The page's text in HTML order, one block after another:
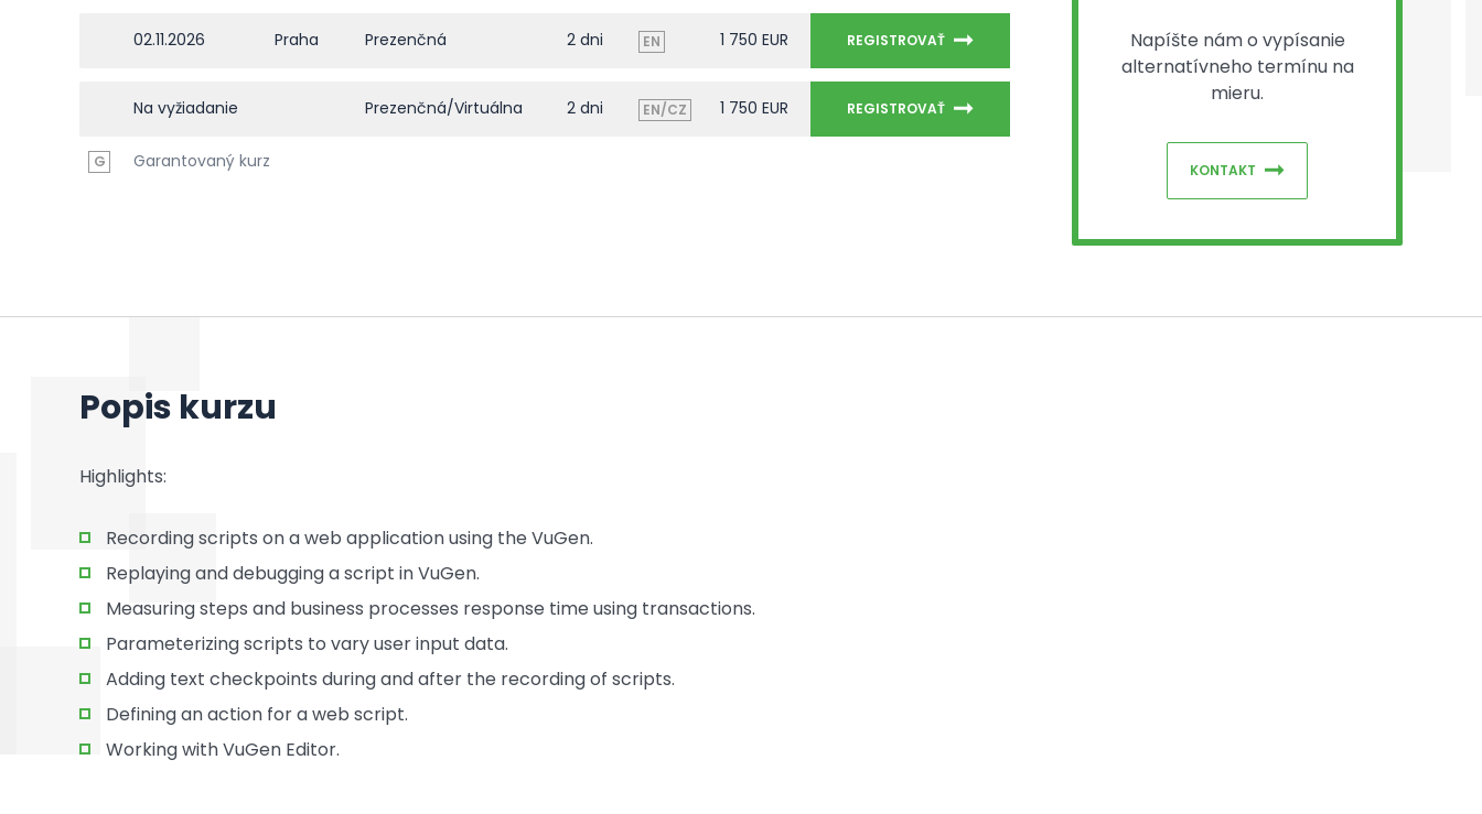
02.11.2026 Praha Prezenčná 2 dni EN 1 750 EUR REGISTROVAŤ
Na vyžiadanie Prezenčná/Virtuálna 2 dni EN/CZ 1 750 EUR REGISTROVAŤ
G Garantovaný kurz
Napíšte nám o vypísanie
alternatívneho termínu na
mieru.
KONTAKT
Popis kurzu
Highlights:
Recording scripts on a web application using the VuGen.
Replaying and debugging a script in VuGen.
Measuring steps and business processes response time using transactions.
Parameterizing scripts to vary user input data.
Adding text checkpoints during and after the recording of scripts.
Defining an action for a web script.
Working with VuGen Editor.